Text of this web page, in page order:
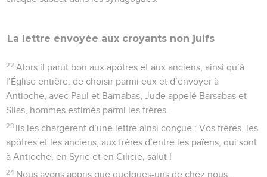
La lettre envoyée aux croyants non juifs
22 Alors il parut bon aux apôtres et aux anciens, ainsi qu’à
l’Église entière, de choisir parmi eux et d’envoyer à
Antioche, avec Paul et Barnabas, Jude appelé Barsabas et
Silas, hommes estimés parmi les frères.
23 Ils les chargèrent d’une lettre ainsi conçue : Vos frères, les
apôtres et les anciens, aux frères d’entre les païens, qui sont
à Antioche, en Syrie et en Cilicie, salut !
24 Nous avons appris que quelques-uns de chez nous,